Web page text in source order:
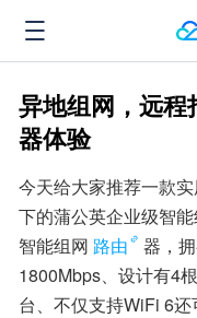
异地组网，远程
器体验
今天给大家推荐一款
下的蒲公英企业级智
智能组网 路由
器，
1800Mbps、设计有4
台、不仅支持WiFi 6